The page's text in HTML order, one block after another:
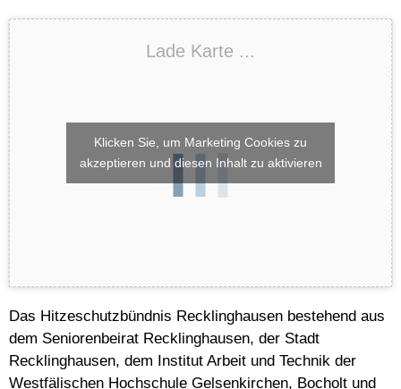
Lade Karte ...
Klicken Sie, um Marketing Cookies zu
akzeptieren und diesen Inhalt zu aktivieren
Das Hitzeschutzbündnis Recklinghausen bestehend aus
dem Seniorenbeirat Recklinghausen, der Stadt
Recklinghausen, dem Institut Arbeit und Technik der
Westfälischen Hochschule Gelsenkirchen, Bocholt und